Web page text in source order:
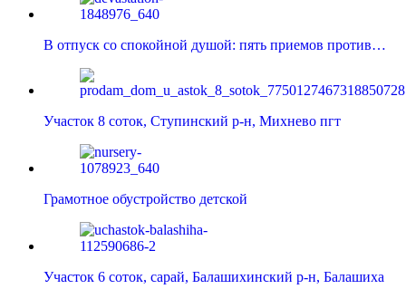
В отпуск со спокойной душой: пять приемов против…
Участок 8 соток, Ступинский р-н, Михнево пгт
Грамотное обустройство детской
Участок 6 соток, сарай, Балашихинский р-н, Балашиха